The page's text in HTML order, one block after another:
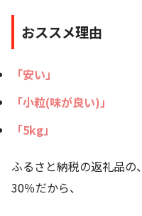
おススメ理由
「安い」
「小粒(味が良い)」
「5kg」
ふるさと納税の返礼品の
30％だから、